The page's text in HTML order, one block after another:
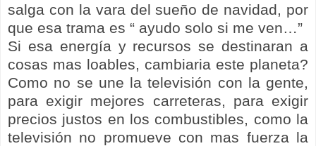
salga con la vara del sueño de navidad, por
que esa trama es “ ayudo solo si me ven…”
Si esa energía y recursos se destinaran a
cosas mas loables, cambiaria este planeta?
Como no se une la televisión con la gente,
para exigir mejores carreteras, para exigir
precios justos en los combustibles, como la
televisión no promueve con mas fuerza la